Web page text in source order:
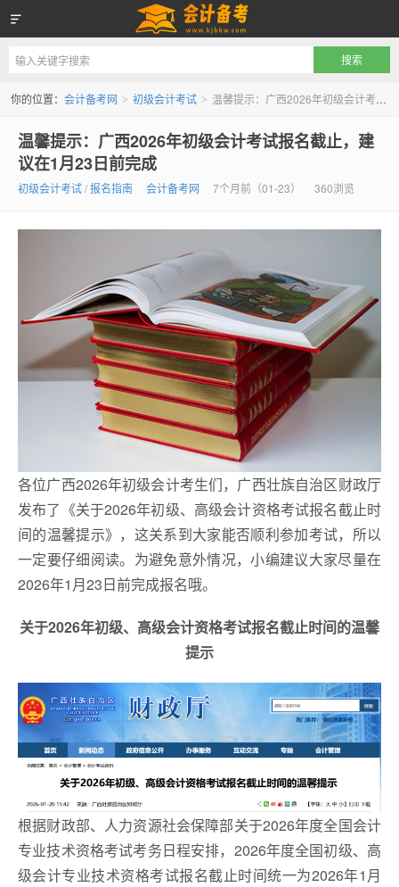
会计备考网
你的位置： 会计备考网 > 初级会计考试 > 温馨提示：广西2026年初级会计考试报名截止，建议在1月23日前完成
温馨提示：广西2026年初级会计考试报名截止，建
议在1月23日前完成
初级会计考试/报名指南 会计备考网 7个月前（01-23） 360浏览
各位广西2026年初级会计考生们，广西壮族自治区财政厅
发布了《关于2026年初级、高级会计资格考试报名截止时
间的温馨提示》，这关系到大家能否顺利参加考试，所以
一定要仔细阅读。为避免意外情况，小编建议大家尽量在
2026年1月23日前完成报名哦。
关于2026年初级、高级会计资格考试报名截止时间的温馨
提示
根据财政部、人力资源社会保障部关于2026年度全国会计
专业技术资格考试考务日程安排，2026年度全国初级、高
级会计专业技术资格考试报名截止时间统一为2026年1月